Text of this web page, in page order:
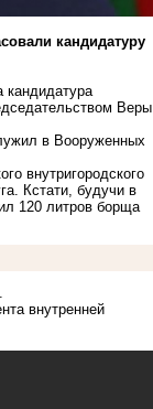
кандидатуру
кандидатура
Веры
в Вооруженных
внутригородского
Кстати, будучи в
120 литров борща
внутренней